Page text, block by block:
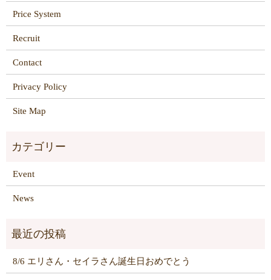
Price System
Recruit
Contact
Privacy Policy
Site Map
Event
News
8/6 エリさん・セイラさん誕生日おめでとう